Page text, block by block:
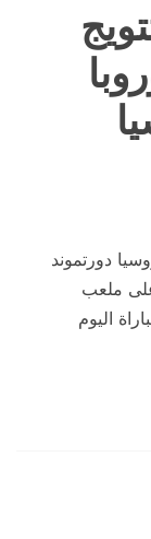
دورتموند
على ملعب
اليوم